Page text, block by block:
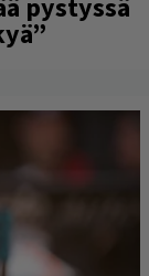
pystyssä